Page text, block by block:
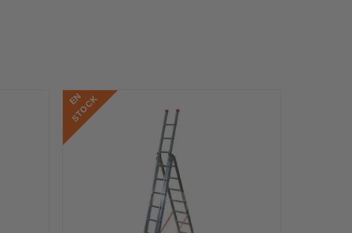
E
N
S
T
O
C
K